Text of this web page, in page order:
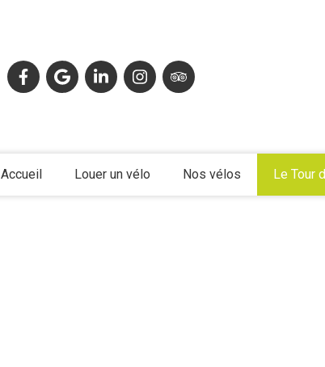
Accueil Louer un vélo Nos vélos Le Tour